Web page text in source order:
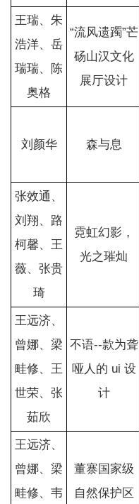
王瑞、朱
浩洋、岳
瑞瑞、陈
奥格
“流风遗躅”芒
砀山汉文化
展厅设计
刘颜华 森与息
张效通、
刘翔、路
柯馨、王
薇、张贵
琦
霓虹幻影，
光之璀灿
王远济、
曾娜、梁
畦修、王
世荣、张
茹欣
不语--款为聋
哑人的 ui 设
计
王远济、
曾娜、梁
畦修、韦
董寨国家级
自然保护区